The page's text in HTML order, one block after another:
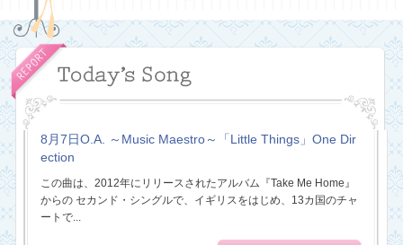
8月7日O.A. ～Music Maestro～「Little Things」One Dir
ection
この曲は、2012年にリリースされたアルバム『Take Me Home』
からの セカンド・シングルで、イギリスをはじめ、13カ国のチャ
ートで...